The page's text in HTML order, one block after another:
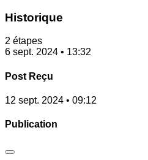
Historique
2 étapes
6 sept. 2024 • 13:32
Post Reçu
12 sept. 2024 • 09:12
Publication